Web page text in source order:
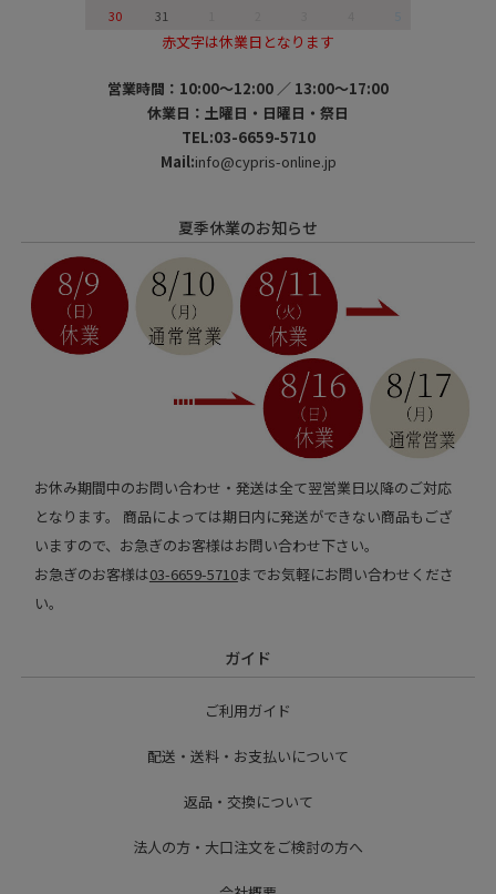
30
31
赤文字は休業日となります
営業時間：10:00～12:00 ／ 13:00～17:00
休業日：土曜日・日曜日・祭日
TEL:03-6659-5710
Mail:info@cypris-online.jp
夏季休業のお知らせ
お休み期間中のお問い合わせ・発送は全て翌営業日以降のご対応
となります。 商品によっては期日内に発送ができない商品もござ
いますので、お急ぎのお客様はお問い合わせ下さい。
お急ぎのお客様は03-6659-5710までお気軽にお問い合わせくださ
い。
ガイド
ご利用ガイド
配送・送料・お支払いについて
返品・交換について
法人の方・大口注文をご検討の方へ